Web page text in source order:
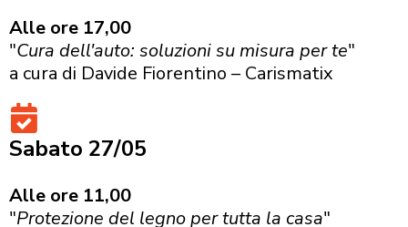
Alle ore 17,00
"Cura dell'auto: soluzioni su misura per te"
a cura di Davide Fiorentino – Carismatix
Sabato 27/05
Alle ore 11,00
"Protezione del legno per tutta la casa"